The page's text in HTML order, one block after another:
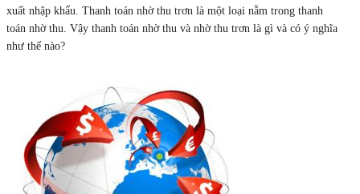
xuất nhập khẩu. Thanh toán nhờ thu trơn là một loại nằm trong thanh
toán nhờ thu. Vậy thanh toán nhờ thu và nhờ thu trơn là gì và có ý nghĩa
như thế nào?